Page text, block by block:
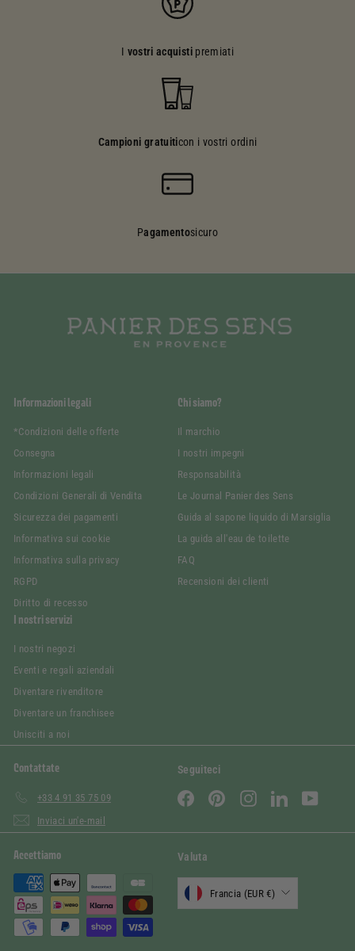
I vostri acquistipremiati
Campioni gratuiticon i vostri ordini
Pagamentosicuro
Informazioni legali
*Condizioni delle offerte
Consegna
Informazioni legali
Condizioni Generali di Vendita
Sicurezza dei pagamenti
Informativa sui cookie
Informativa sulla privacy
RGPD
Diritto di recesso
Chi siamo?
Il marchio
I nostri impegni
Responsabilità
Le Journal Panier des Sens
Guida al sapone liquido di Marsiglia
La guida all'eau de toilette
FAQ
Recensioni dei clienti
I nostri servizi
I nostri negozi
Eventi e regali aziendali
Diventare rivenditore
Diventare un franchisee
Unisciti a noi
Contattate
+33 4 91 35 75 09
Inviaci un'e-mail
Seguiteci
FacebookPinterestInstagramLinkedIn
Accettiamo Valuta
Francia (EUR €)